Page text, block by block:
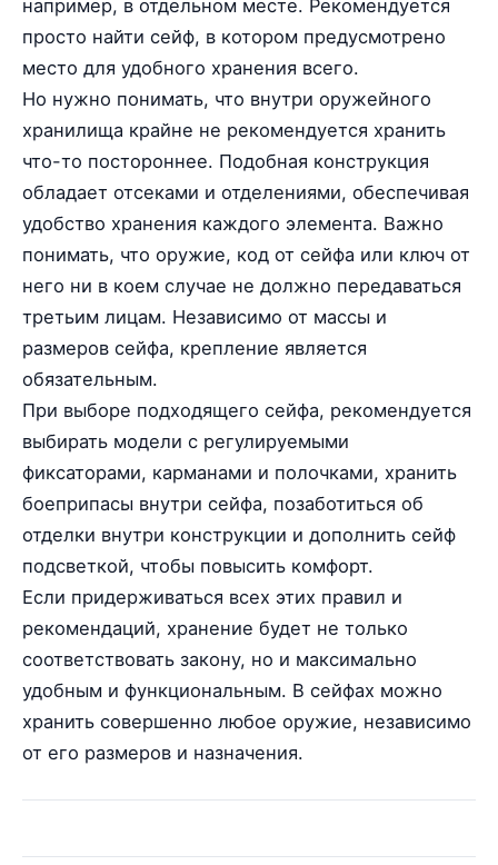
например, в отдельном месте. Рекомендуется
просто найти сейф, в котором предусмотрено
место для удобного хранения всего.
Но нужно понимать, что внутри оружейного
хранилища крайне не рекомендуется хранить
что-то постороннее. Подобная конструкция
обладает отсеками и отделениями, обеспечивая
удобство хранения каждого элемента. Важно
понимать, что оружие, код от сейфа или ключ от
него ни в коем случае не должно передаваться
третьим лицам. Независимо от массы и
размеров сейфа, крепление является
обязательным.
При выборе подходящего сейфа, рекомендуется
выбирать модели с регулируемыми
фиксаторами, карманами и полочками, хранить
боеприпасы внутри сейфа, позаботиться об
отделки внутри конструкции и дополнить сейф
подсветкой, чтобы повысить комфорт.
Если придерживаться всех этих правил и
рекомендаций, хранение будет не только
соответствовать закону, но и максимально
удобным и функциональным. В сейфах можно
хранить совершенно любое оружие, независимо
от его размеров и назначения.